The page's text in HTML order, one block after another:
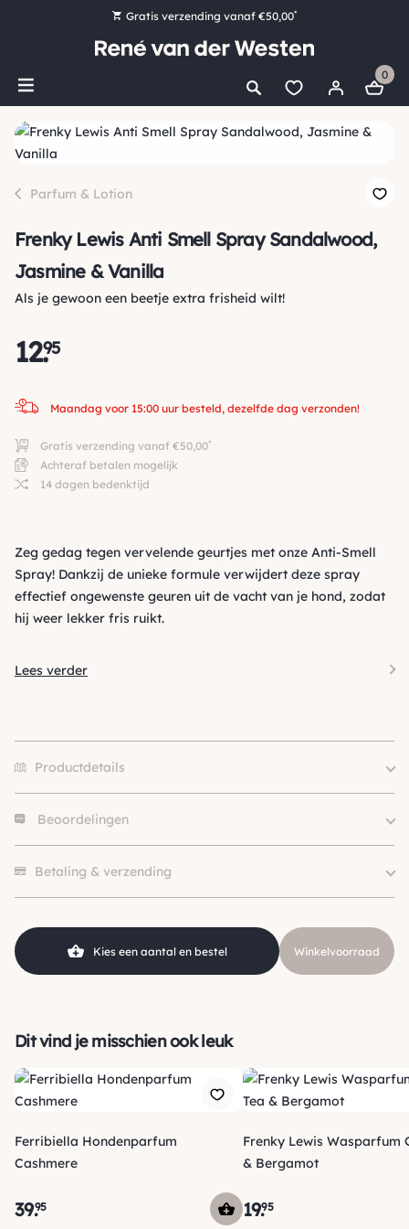
Gratis verzending vanaf €50,00*
Bestel nu, betaal later met Klarna
Ruim 16.000 artikelen op voorraad
0
Parfum & Lotion
Frenky Lewis Anti Smell Spray Sandalwood,
Jasmine & Vanilla
Als je gewoon een beetje extra frisheid wilt!
12.
95
Maandag voor 15:00 uur besteld, dezelfde dag verzonden!
Gratis verzending vanaf €50,00*
Achteraf betalen mogelijk
14 dagen bedenktijd
Zeg gedag tegen vervelende geurtjes met onze Anti-Smell
Spray! Dankzij de unieke formule verwijdert deze spray
effectief ongewenste geuren uit de vacht van je hond, zodat
hij weer lekker fris ruikt.
Lees verder
Productdetails
Merk
SKU
210000029545
Beoordelingen
Betaling & verzending
Kies een aantal en bestel Winkelvoorraad
Dit vind je misschien ook leuk
Ferribiella Hondenparfum
Cashmere
39.95
Frenky Lewis Wasparfum Green Tea
& Bergamot
19.95